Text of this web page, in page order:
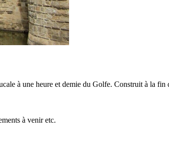
à une heure et demie du Golfe. Construit à la
à venir etc.